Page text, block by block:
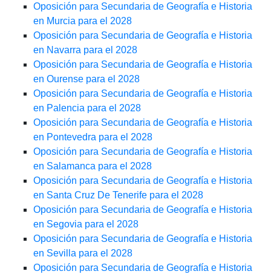
Oposición para Secundaria de Geografía e Historia
en Murcia para el 2028
Oposición para Secundaria de Geografía e Historia
en Navarra para el 2028
Oposición para Secundaria de Geografía e Historia
en Ourense para el 2028
Oposición para Secundaria de Geografía e Historia
en Palencia para el 2028
Oposición para Secundaria de Geografía e Historia
en Pontevedra para el 2028
Oposición para Secundaria de Geografía e Historia
en Salamanca para el 2028
Oposición para Secundaria de Geografía e Historia
en Santa Cruz De Tenerife para el 2028
Oposición para Secundaria de Geografía e Historia
en Segovia para el 2028
Oposición para Secundaria de Geografía e Historia
en Sevilla para el 2028
Oposición para Secundaria de Geografía e Historia